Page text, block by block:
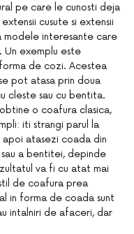
pe care le cunosti deja
cusute si extensii
interesante care
exemplu este
de cozi. Acestea
pot atasa prin doua
cleste sau cu bentita.
o coafura clasica,
iti strangi parul la
atasezi coada din
a bentitei, depinde
va fi cu atat mai
de coafura prea
in forma de coada sunt
intalniri de afaceri, dar